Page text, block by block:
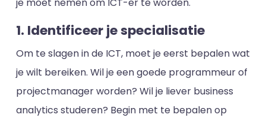
1. Identificeer je specialisatie
Om te slagen in de ICT, moet je eerst bepalen wat
je wilt bereiken. Wil je een goede programmeur of
projectmanager worden? Wil je liever business
analytics studeren? Begin met te bepalen op